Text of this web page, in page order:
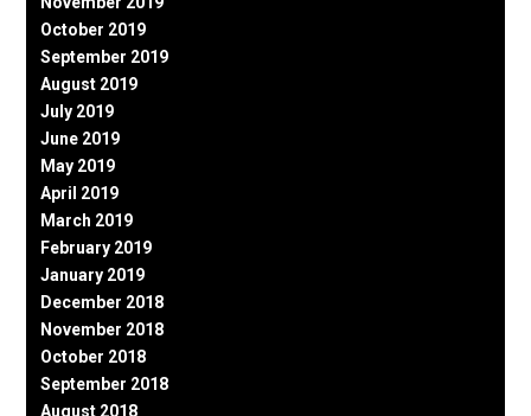
October 2019
September 2019
August 2019
July 2019
June 2019
May 2019
April 2019
March 2019
February 2019
January 2019
December 2018
November 2018
October 2018
September 2018
August 2018